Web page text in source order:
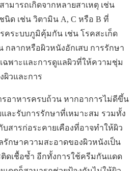
มารถเกิดจากหลายสาเหตุ เช่น
นิด เช่น วิตามิน A, C หรือ B ที่
คระบบภูมิคุ้มกัน เช่น โรคสะเก็ด
กลากหรือผิวหนังอักเสบ การรักษา
ฉพาะและการดูแลผิวที่ให้ความชุ่ม
ผิวและการ
อาหารครบถ้วน หากอาการไม่ดีขึ้น
ละรับการรักษาที่เหมาะสม รวมทั้ง
สารก่อระคายเคืองที่อาจทำให้ผิว
กษาความสะอาดของผิวหนังเป็น
ดเชื้อซ้ำ อีกทั้งการใช้ครีมกันแดด